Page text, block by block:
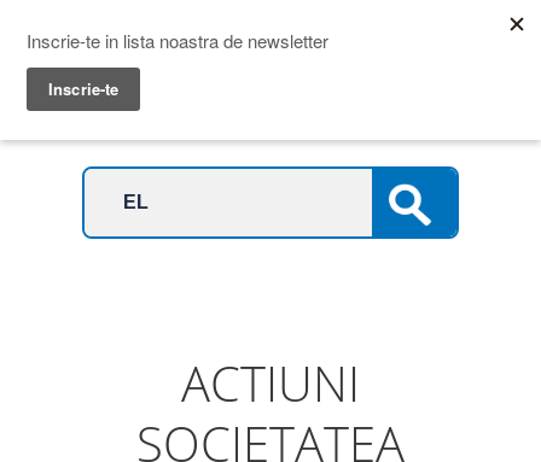
Menu
Prime Transaction
ACTIUNI
SOCIETATEA